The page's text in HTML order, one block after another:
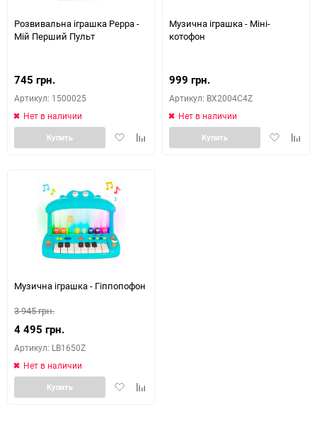
Розвивальна іграшка Peppa -
Мій Перший Пульт
745 грн.
Артикул: 1500025
Нет в наличии
ДобавитьДобавить
Купить
Музична іграшка - Міні-
котофон
999 грн.
Артикул: BX2004C4Z
Нет в наличии
Добавить
Купить
Музична іграшка - Гіппопофон
3 945 грн.
4 495 грн.
Артикул: LB1650Z
Нет в наличии
ДобавитьДобавить
Купить